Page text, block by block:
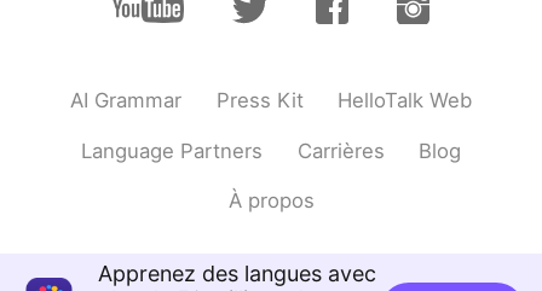
@Sunmin선민 공감합니다:)
KR EN
이기때문에 그걸 알아보는 좋은분들이 팔로
를 많이 하셧을것같아요ㅎㅎ
KR ES
AI Grammar Press Kit HelloTalk Web
Language Partners Carrières Blog
À propos
Apprenez des langues avec